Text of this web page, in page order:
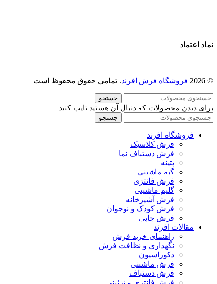
نماد اعتماد
© 2026 فروشگاه فرش افرند. تمامی حقوق محفوظ است
جستجو
برای دیدن محصولات که دنبال آن هستید تایپ کنید.
جستجو
فروشگاه افرند
فرش کلاسیک
فرش دستباف نما
پتینه
گبه ماشینی
فرش فانتزی
گلیم ماشینی
فرش آشپزخانه
فرش کودک و نوجوان
فرش چاپی
مقالات افرند
راهنمای خرید فرش
نگهداری و نظافت فرش
دکوراسیون
فرش ماشینی
فرش دستباف
فرش فانتزی و تزئینی